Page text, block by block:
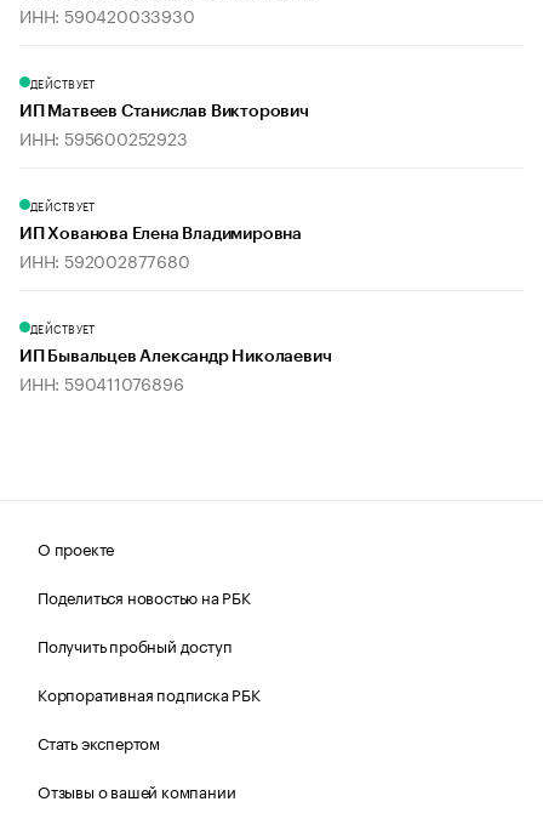
ИНН: 590420033930
ДЕЙСТВУЕТ
ИП Матвеев Станислав Викторович
ИНН: 595600252923
ДЕЙСТВУЕТ
ИП Хованова Елена Владимировна
ИНН: 592002877680
ДЕЙСТВУЕТ
ИП Бывальцев Александр Николаевич
ИНН: 590411076896
О проекте
Поделиться новостью на РБК
Получить пробный доступ
Корпоративная подписка РБК
Стать экспертом
Отзывы о вашей компании